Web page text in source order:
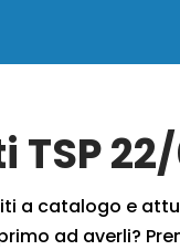
a catalogo e
ad averli?